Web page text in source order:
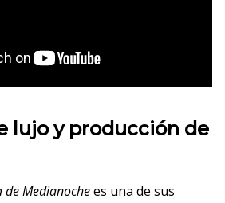
lujo y producción de
de Medianochees una de sus